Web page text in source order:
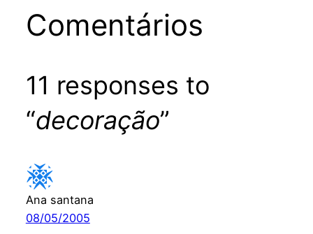
Comentários
11 responses to
“decoração”
Ana santana
08/05/2005